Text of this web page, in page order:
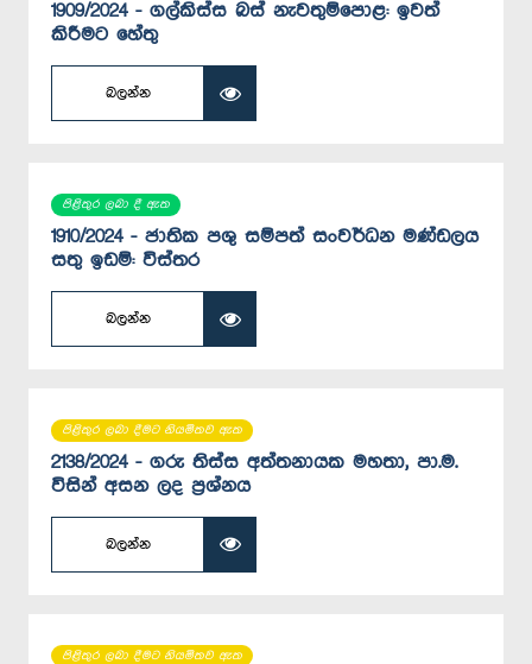
1909/2024 - ගල්කිස්ස බස් නැවතුම්පොළ: ඉවත්
කිරීමට හේතු
බලන්න
පිළිතුර ලබා දී ඇත
1910/2024 - ජාතික පශු සම්පත් සංවර්ධන මණ්ඩලය
සතු ඉඩම්: විස්තර
බලන්න
පිළිතුර ලබා දීමට නියමිතව ඇත
2138/2024 - ගරු තිස්ස අත්තනායක මහතා, පා.ම.
විසින් අසන ලද ප්‍රශ්නය
බලන්න
පිළිතුර ලබා දීමට නියමිතව ඇත